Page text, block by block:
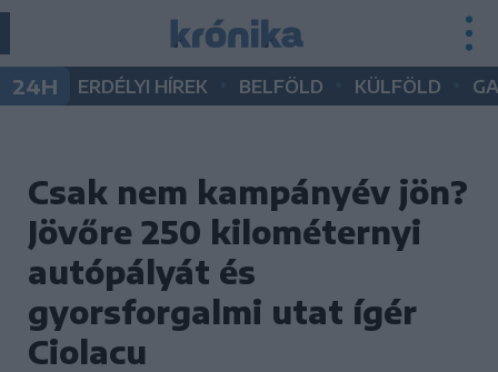
24H ERDÉLYI HÍREK BELFÖLD KÜLFÖLD
Csak nem kampányév jön?
Jövőre 250 kilométernyi
autópályát és
gyorsforgalmi utat ígér
Ciolacu